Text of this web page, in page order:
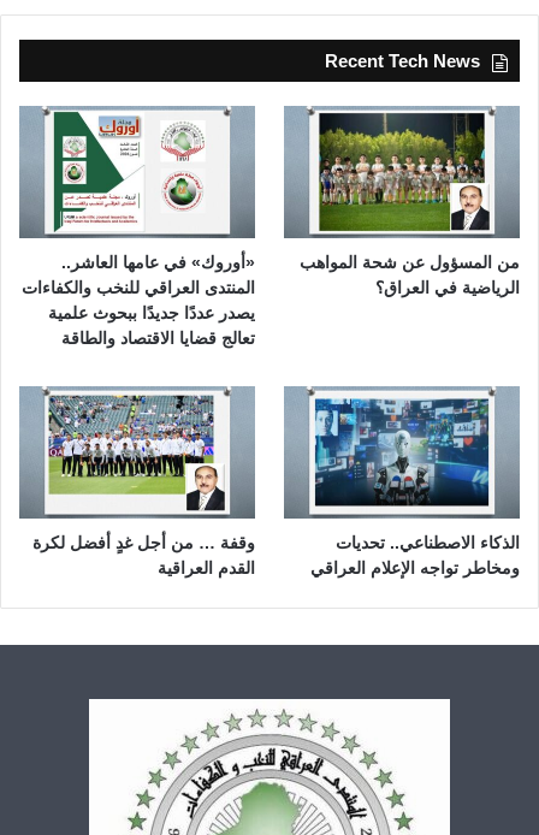
Recent Tech News
من المسؤول عن شحة المواهب
الرياضية في العراق؟
«أوروك» في عامها العاشر..
المنتدى العراقي للنخب والكفاءات
يصدر عددًا جديدًا ببحوث علمية
تعالج قضايا الاقتصاد والطاقة
الذكاء الاصطناعي.. تحديات
ومخاطر تواجه الإعلام العراقي
وقفة … من أجل غدٍ أفضل لكرة
القدم العراقية